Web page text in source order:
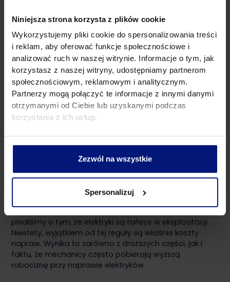
Niniejsza strona korzysta z plików cookie
Wykorzystujemy pliki cookie do spersonalizowania treści
i reklam, aby oferować funkcje społecznościowe i
analizować ruch w naszej witrynie. Informacje o tym, jak
korzystasz z naszej witryny, udostępniamy partnerom
społecznościowym, reklamowym i analitycznym.
Partnerzy mogą połączyć te informacje z innymi danymi
otrzymanymi od Ciebie lub uzyskanymi podczas
korzystania z ich usług.
Zezwól na wszystkie
Spersonalizuj
samochody elektryczne po pełnym naładowaniu
baterii są w stanie pokonać dystans wynoszący około
250-400 kilometrów.
Pod tym względem na pewno widać progres, bo
starsze modele elektryków często wymagały
ładowania już po około 150 kilometrach. Niestety,
nawet poprawa opisywanego parametru wypada
blado, kiedy zestawimy ją z osiągami aut spalinowych.
W ich przypadku jedno tankowanie pozwala z reguły na
pokonanie przynajmniej kilkuset kilometrów. Jeżeli do
tego auto ma pojemny bak, a kierowca jedzie zgodnie
z zasadami ecodrivingu, maksymalny zasięg może
zbliżyć się nawet do granicy 1000 kilometrów. Trudno
więc zestawiać taki wynik z możliwościami aut
elektrycznych.
Kolejnym problemem są wyższe koszty związane z
ewentualnymi naprawami. W powyższym akapicie
pisaliśmy o tym, że elektryki są tańsze w eksploatacji.
Niestety, wyjątkiem od tej reguły są właśnie koszty
napraw. Wynika to zarówno z droższych części, jak i
faktu, że mechanicy często pobierają wyższą
robociznę przy naprawie elektryków.